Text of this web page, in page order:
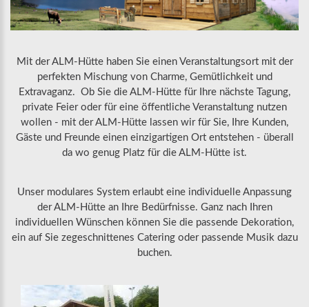
Mit der ALM-Hütte haben Sie einen Veranstaltungsort mit der
perfekten Mischung von Charme, Gemütlichkeit und
Extravaganz. Ob Sie die ALM-Hütte für Ihre nächste Tagung,
private Feier oder für eine öffentliche Veranstaltung nutzen
wollen - mit der ALM-Hütte lassen wir für Sie, Ihre Kunden,
Gäste und Freunde einen einzigartigen Ort entstehen - überall
da wo genug Platz für die ALM-Hütte ist.
Unser modulares System erlaubt eine individuelle Anpassung
der ALM-Hütte an Ihre Bedürfnisse. Ganz nach Ihren
individuellen Wünschen können Sie die passende Dekoration,
ein auf Sie zegeschnittenes Catering oder passende Musik dazu
buchen.